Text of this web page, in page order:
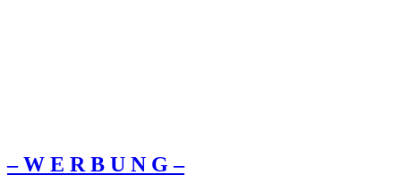
– W Ε R Β U Ν G –